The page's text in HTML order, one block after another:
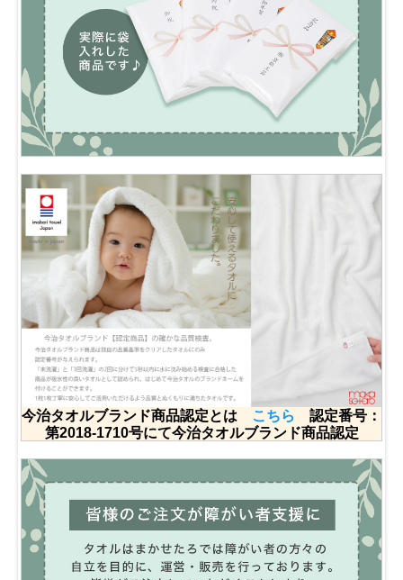
今治タオルブランド商品認定とは こちら
認定番号：
第2018-1710号にて今治タオルブランド商品認定